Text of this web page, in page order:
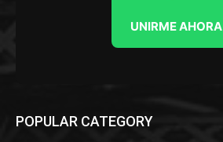
UNIRME AHORA
POPULAR CATEGORY